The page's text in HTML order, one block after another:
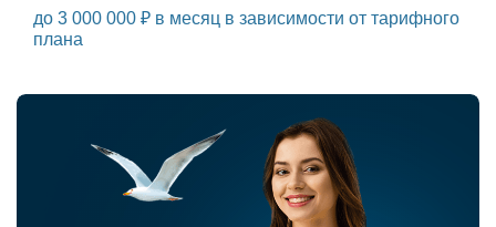
до 3 000 000 ₽ в месяц в зависимости от тарифного
плана